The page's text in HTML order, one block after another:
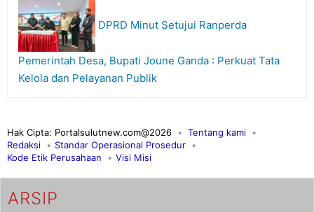
DPRD Minut Setujui Ranperda
Pemerintah Desa, Bupati Joune Ganda : Perkuat Tata
Kelola dan Pelayanan Publik
Hak Cipta: Portalsulutnew.com@2026
Tentang kami
Redaksi
Standar Operasional Prosedur
Kode Etik Perusahaan
Visi Misi
ARSIP